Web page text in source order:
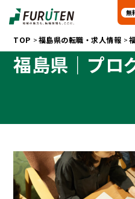
無
TOP 福島県の転職・求人情報
福島県｜プロ